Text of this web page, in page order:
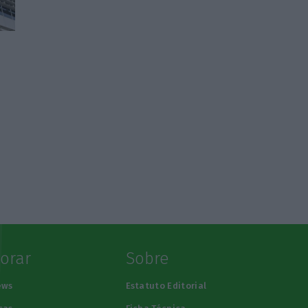
Sobre
Estatuto Editorial